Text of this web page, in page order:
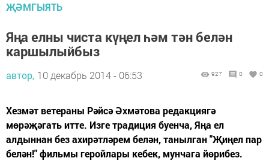
ҖӘМГЫЯТЬ
Яңа елны чиста күңел һәм тән белән
каршылыйбыз
автор, 10 декабрь 2014 - 06:53 927 0 0
Хезмәт ветераны Рәйсә Әхмәтова редакциягә
мөрәҗәгать итте. Изге традиция буенча, Яңа ел
алдыннан без ахирәтләрем белән, танылган "Җиңел пар
белән!" фильмы геройлары кебек, мунчага йөрибез.